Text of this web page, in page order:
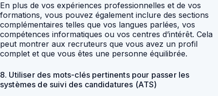
En plus de vos expériences professionnelles et de vos
formations, vous pouvez également inclure des sections
complémentaires telles que vos langues parlées, vos
compétences informatiques ou vos centres d’intérêt. Cela
peut montrer aux recruteurs que vous avez un profil
complet et que vous êtes une personne équilibrée.
8. Utiliser des mots-clés pertinents pour passer les
systèmes de suivi des candidatures (ATS)